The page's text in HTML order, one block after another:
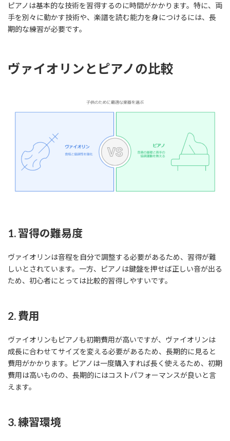
ピアノは基本的な技術を習得するのに時間がかかります。特に、両
手を別々に動かす技術や、楽譜を読む能力を身につけるには、長
期的な練習が必要です。
ヴァイオリンとピアノの比較
1. 習得の難易度
ヴァイオリンは音程を自分で調整する必要があるため、習得が難
しいとされています。一方、ピアノは鍵盤を押せば正しい音が出る
ため、初心者にとっては比較的習得しやすいです。
2. 費用
ヴァイオリンもピアノも初期費用が高いですが、ヴァイオリンは
成長に合わせてサイズを変える必要があるため、長期的に見ると
費用がかかります。ピアノは一度購入すれば長く使えるため、初期
費用は高いものの、長期的にはコストパフォーマンスが良いと言
えます。
3. 練習環境